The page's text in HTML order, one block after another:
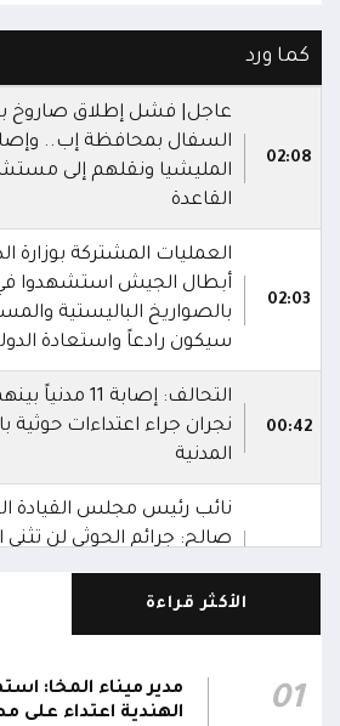
كما ورد
02:08
عاجل| فشل إطلاق صاروخ
السفال بمحافظة إب..
المليشيا ونقلهم إلى
القاعدة
02:03
أبطال الجيش استشهدوا
بالصواريخ الباليستية
سيكون رادعاً واستعادة
00:42
التحالف: إصابة
نجران جراء اعتداءات حوثية
المدنية
نائب رئيس مجلس القيادة
صالح: جرائم الحوثي لن
أداء واجبها الوطني
صنعاء
00:28
صالح يشيد بالروح القتالية
الفرقتين الأولى والثالثة
الأكثر قراءة
01
مدير ميناء المخا:
الهندية اعتداء على